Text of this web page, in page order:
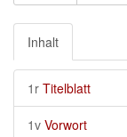
Inhalt
1r Titelblatt
1v Vorwort